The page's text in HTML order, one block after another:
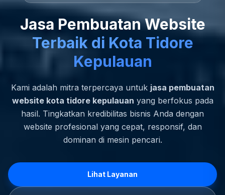
Jasa Pembuatan Website
Terbaik di Kota Tidore
Kepulauan
Kami adalah mitra terpercaya untuk jasa pembuatan
website kota tidore kepulauan yang berfokus pada
hasil. Tingkatkan kredibilitas bisnis Anda dengan
website profesional yang cepat, responsif, dan
dominan di mesin pencari.
Lihat Layanan